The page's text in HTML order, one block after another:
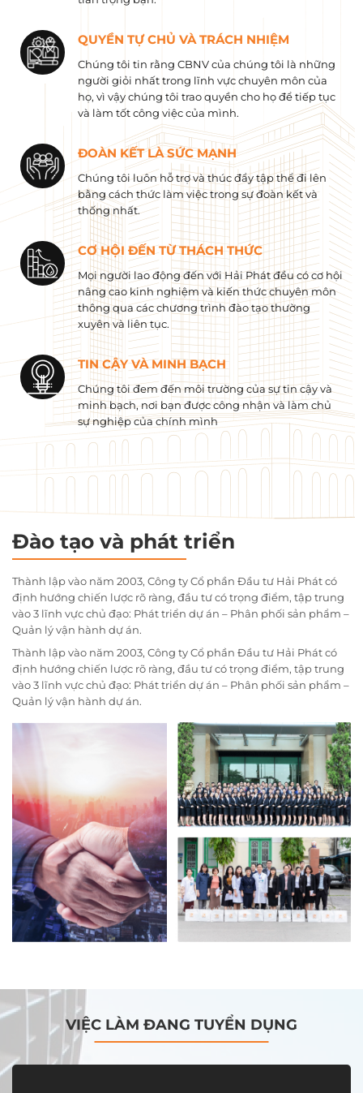
QUYỀN TỰ CHỦ VÀ TRÁCH NHIỆM
Chúng tôi tin rằng CBNV của chúng tôi là những
người giỏi nhất trong lĩnh vực chuyên môn của
họ, vì vậy chúng tôi trao quyền cho họ để tiếp tục
và làm tốt công việc của mình.
ĐOÀN KẾT LÀ SỨC MẠNH
Chúng tôi luôn hỗ trợ và thúc đẩy tập thể đi lên
bằng cách thức làm việc trong sự đoàn kết và
thống nhất.
CƠ HỘI ĐẾN TỪ THÁCH THỨC
Mọi người lao động đến với Hải Phát đều có cơ hội
nâng cao kinh nghiệm và kiến ​​thức chuyên môn
thông qua các chương trình đào tạo thường
xuyên và liên tục.
TIN CẬY VÀ MINH BẠCH
Chúng tôi đem đến môi trường của sự tin cậy và
minh bạch, nơi bạn được công nhận và làm chủ
sự nghiệp của chính mình
Đào tạo và phát triển
Thành lập vào năm 2003, Công ty Cổ phần Đầu tư Hải Phát có
định hướng chiến lược rõ ràng, đầu tư có trọng điểm, tập trung
vào 3 lĩnh vực chủ đạo: Phát triển dự án – Phân phối sản phẩm –
Quản lý vận hành dự án.
Thành lập vào năm 2003, Công ty Cổ phần Đầu tư Hải Phát có
định hướng chiến lược rõ ràng, đầu tư có trọng điểm, tập trung
vào 3 lĩnh vực chủ đạo: Phát triển dự án – Phân phối sản phẩm –
Quản lý vận hành dự án.
VIỆC LÀM ĐANG TUYỂN DỤNG